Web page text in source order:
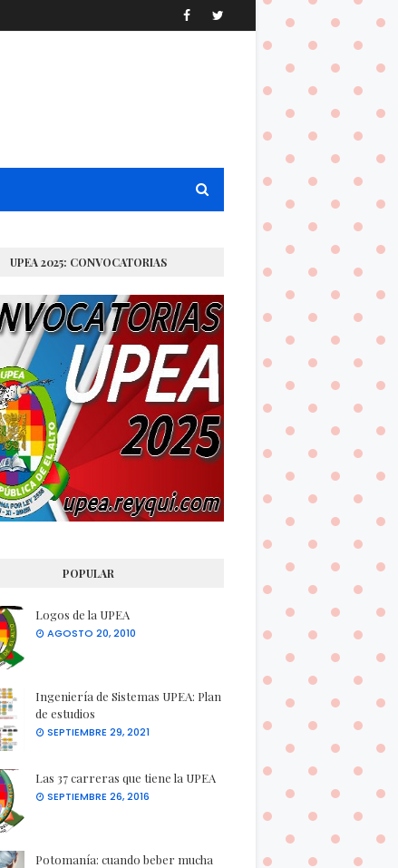
UPEA 2025: CONVOCATORIAS
POPULAR
Logos de la UPEA
AGOSTO 20, 2010
Ingeniería de Sistemas UPEA: Plan
de estudios
SEPTIEMBRE 29, 2021
Las 37 carreras que tiene la UPEA
SEPTIEMBRE 26, 2016
Potomanía: cuando beber mucha